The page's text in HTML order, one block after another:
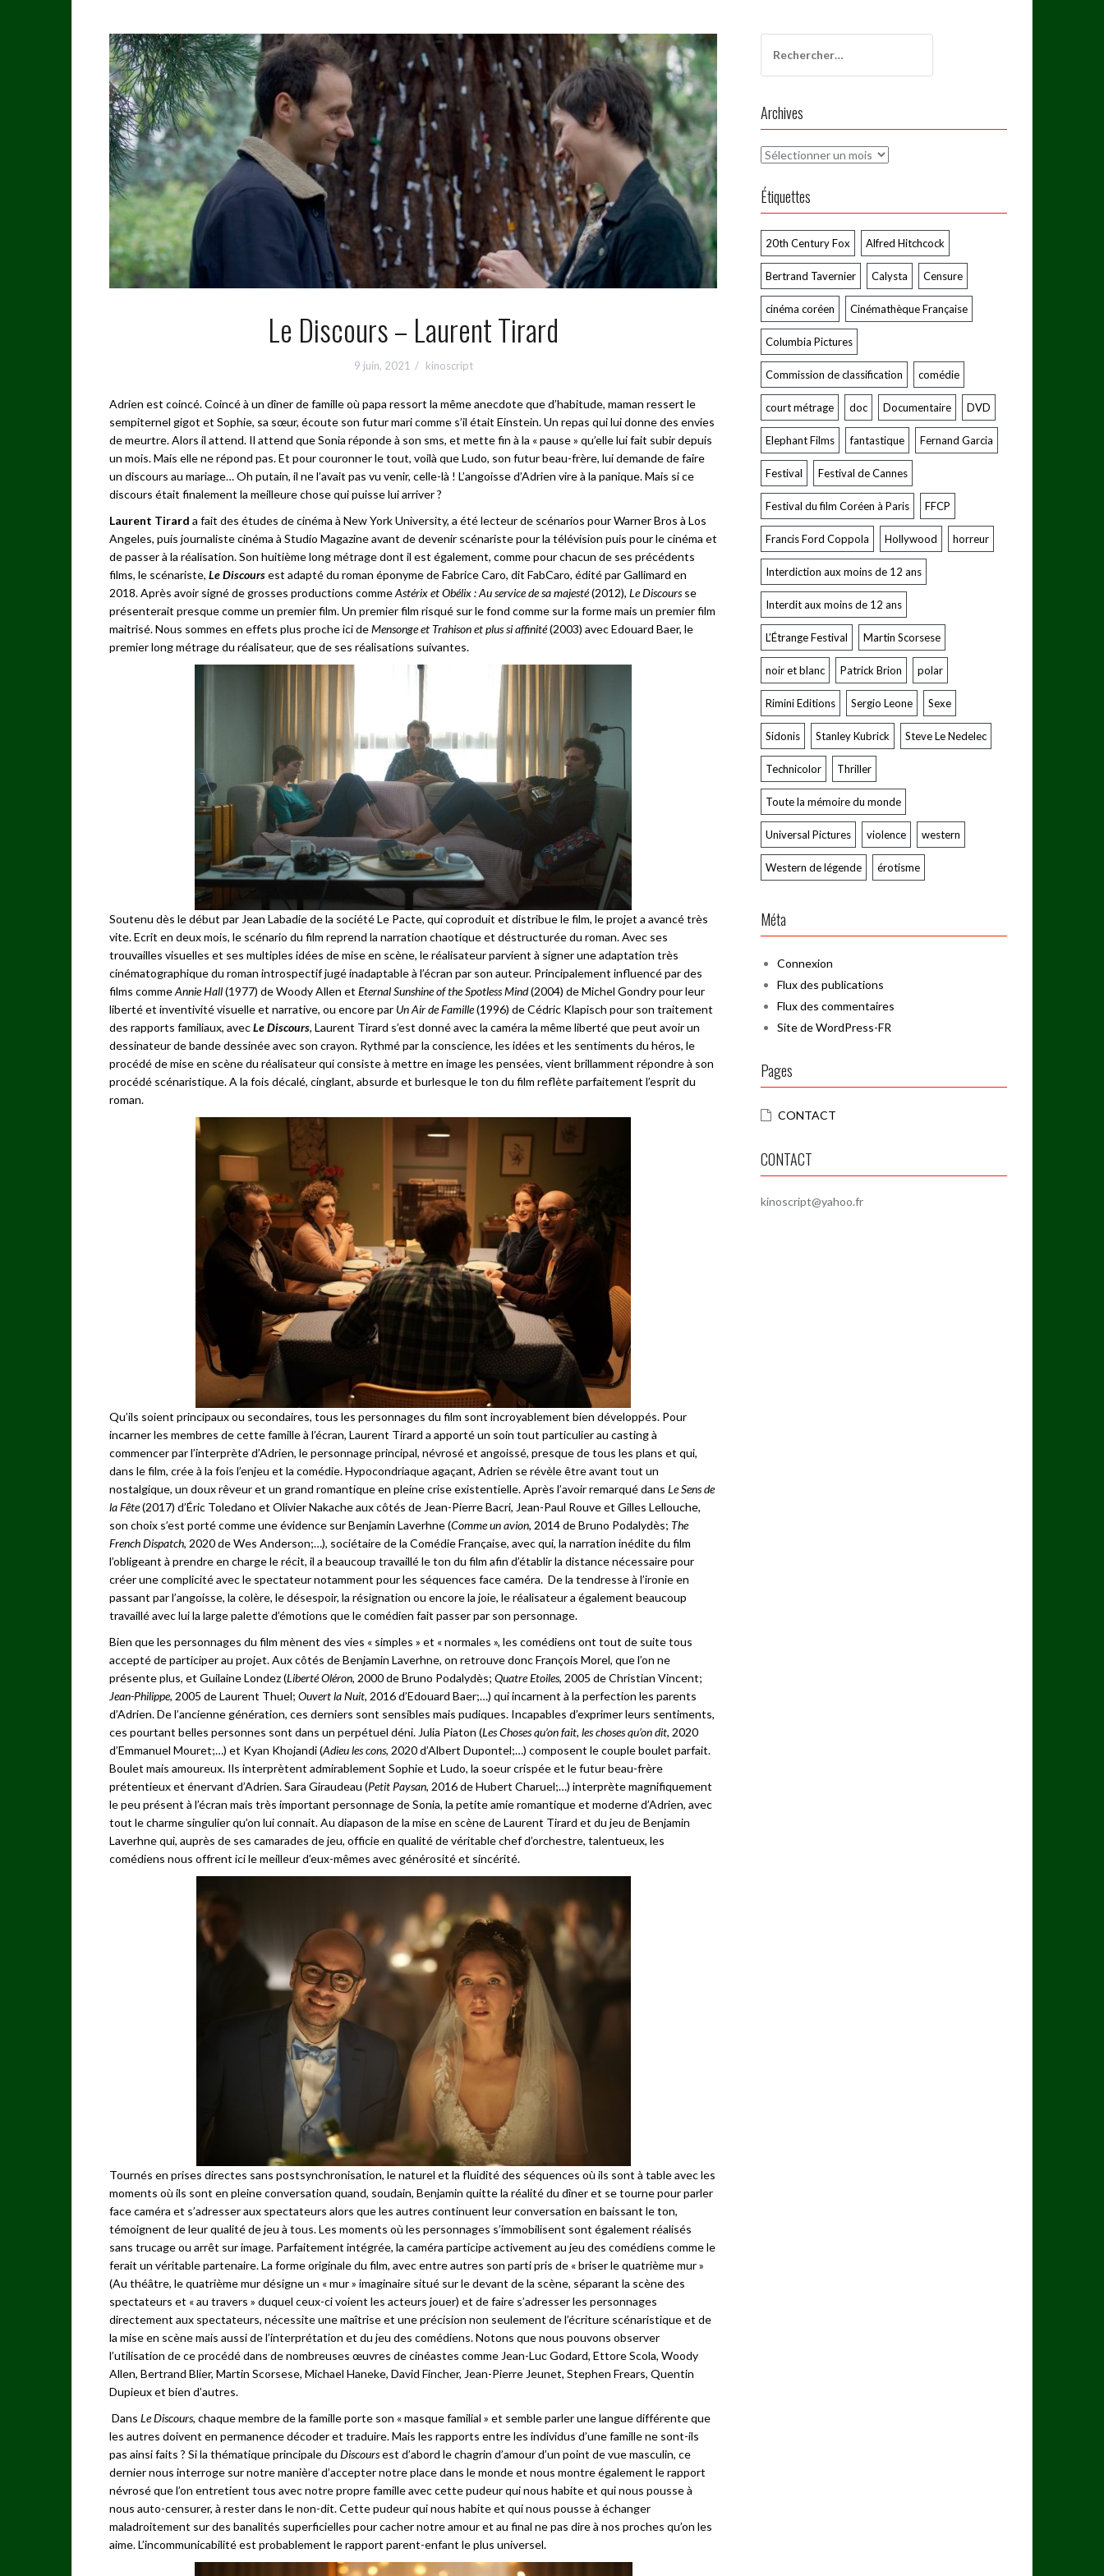
Le Discours – Laurent Tirard
9 juin, 2021 kinoscript
Adrien est coincé. Coincé à un dîner de famille où papa ressort la même anecdote que d’habitude, maman ressert le
sempiternel gigot et Sophie, sa sœur, écoute son futur mari comme s’il était Einstein. Un repas qui lui donne des envies
de meurtre. Alors il attend. Il attend que Sonia réponde à son sms, et mette fin à la « pause » qu’elle lui fait subir depuis
un mois. Mais elle ne répond pas. Et pour couronner le tout, voilà que Ludo, son futur beau-frère, lui demande de faire
un discours au mariage… Oh putain, il ne l’avait pas vu venir, celle-là ! L’angoisse d’Adrien vire à la panique. Mais si ce
discours était finalement la meilleure chose qui puisse lui arriver ?
Laurent Tirard a fait des études de cinéma à New York University, a été lecteur de scénarios pour Warner Bros à Los
Angeles, puis journaliste cinéma à Studio Magazine avant de devenir scénariste pour la télévision puis pour le cinéma et
de passer à la réalisation. Son huitième long métrage dont il est également, comme pour chacun de ses précédents
films, le scénariste, Le Discoursest adapté du roman éponyme de Fabrice Caro, dit FabCaro, édité par Gallimard en
2018. Après avoir signé de grosses productions commeAstérix et Obélix : Au service de sa majesté(2012), Le Discoursse
présenterait presque comme un premier film. Un premier film risqué sur le fond comme sur la forme mais un premier film
maitrisé. Nous sommes en effets plus proche ici deMensonge et Trahison et plus si affinité(2003) avec Edouard Baer, le
premier long métrage du réalisateur, que de ses réalisations suivantes.
Soutenu dès le début par Jean Labadie de la société Le Pacte, qui coproduit et distribue le film, le projet a avancé très
vite. Ecrit en deux mois, le scénario du film reprend la narration chaotique et déstructurée du roman. Avec ses
trouvailles visuelles et ses multiples idées de mise en scène, le réalisateur parvient à signer une adaptation très
cinématographique du roman introspectif jugé inadaptable à l’écran par son auteur. Principalement influencé par des
films commeAnnie Hall(1977) de Woody Allen et Eternal Sunshine of the Spotless Mind(2004) de Michel Gondry pour leur
liberté et inventivité visuelle et narrative, ou encore par Un Air de Famille(1996) de Cédric Klapisch pour son traitement
des rapports familiaux, avecLe Discours, Laurent Tirard s’est donné avec la caméra la même liberté que peut avoir un
dessinateur de bande dessinée avec son crayon. Rythmé par la conscience, les idées et les sentiments du héros, le
procédé de mise en scène du réalisateur qui consiste à mettre en image les pensées, vient brillamment répondre à son
procédé scénaristique. A la fois décalé, cinglant, absurde et burlesque le ton du film reflète parfaitement l’esprit du
roman.
Qu’ils soient principaux ou secondaires, tous les personnages du film sont incroyablement bien développés. Pour
incarner les membres de cette famille à l’écran, Laurent Tirard a apporté un soin tout particulier au casting à
commencer par l’interprète d’Adrien, le personnage principal, névrosé et angoissé, presque de tous les plans et qui,
dans le film, crée à la fois l’enjeu et la comédie. Hypocondriaque agaçant, Adrien se révèle être avant tout un
nostalgique, un doux rêveur et un grand romantique en pleine crise existentielle. Après l’avoir remarqué dans Le Sens de
la Fête(2017) d’Éric Toledano et Olivier Nakache aux côtés de Jean-Pierre Bacri, Jean-Paul Rouve et Gilles Lellouche,
son choix s’est porté comme une évidence sur Benjamin Laverhne (Comme un avion, 2014 de Bruno Podalydès; The
French Dispatch, 2020 de Wes Anderson;…), sociétaire de la Comédie Française, avec qui, la narration inédite du film
l’obligeant à prendre en charge le récit, il a beaucoup travaillé le ton du film afin d’établir la distance nécessaire pour
créer une complicité avec le spectateur notamment pour les séquences face caméra. De la tendresse à l’ironie en
passant par l’angoisse, la colère, le désespoir, la résignation ou encore la joie, le réalisateur a également beaucoup
travaillé avec lui la large palette d’émotions que le comédien fait passer par son personnage.
Bien que les personnages du film mènent des vies « simples » et « normales », les comédiens ont tout de suite tous
accepté de participer au projet. Aux côtés de Benjamin Laverhne, on retrouve donc François Morel, que l’on ne
présente plus, et Guilaine Londez (Liberté Oléron, 2000 de Bruno Podalydès; Quatre Etoiles, 2005 de Christian Vincent;
Jean-Philippe, 2005 de Laurent Thuel; Ouvert la Nuit, 2016 d’Edouard Baer;…) qui incarnent à la perfection les parents
d’Adrien. De l’ancienne génération, ces derniers sont sensibles mais pudiques. Incapables d’exprimer leurs sentiments,
ces pourtant belles personnes sont dans un perpétuel déni. Julia Piaton (Les Choses qu’on fait, les choses qu’on dit, 2020
d’Emmanuel Mouret;…) et Kyan Khojandi (Adieu les cons, 2020 d’Albert Dupontel;…) composent le couple boulet parfait.
Boulet mais amoureux. Ils interprètent admirablement Sophie et Ludo, la soeur crispée et le futur beau-frère
prétentieux et énervant d’Adrien. Sara Giraudeau (Petit Paysan, 2016 de Hubert Charuel;…) interprète magnifiquement
le peu présent à l’écran mais très important personnage de Sonia, la petite amie romantique et moderne d’Adrien, avec
tout le charme singulier qu’on lui connait. Au diapason de la mise en scène de Laurent Tirard et du jeu de Benjamin
Laverhne qui, auprès de ses camarades de jeu, officie en qualité de véritable chef d’orchestre, talentueux, les
comédiens nous offrent ici le meilleur d’eux-mêmes avec générosité et sincérité.
Tournés en prises directes sans postsynchronisation, le naturel et la fluidité des séquences où ils sont à table avec les
moments où ils sont en pleine conversation quand, soudain, Benjamin quitte la réalité du dîner et se tourne pour parler
face caméra et s’adresser aux spectateurs alors que les autres continuent leur conversation en baissant le ton,
témoignent de leur qualité de jeu à tous. Les moments où les personnages s’immobilisent sont également réalisés
sans trucage ou arrêt sur image. Parfaitement intégrée, la caméra participe activement au jeu des comédiens comme le
ferait un véritable partenaire. La forme originale du film, avec entre autres son parti pris de « briser le quatrième mur »
(Au théâtre, le quatrième mur désigne un « mur » imaginaire situé sur le devant de la scène, séparant la scène des
spectateurs et « au travers » duquel ceux-ci voient les acteurs jouer) et de faire s’adresser les personnages
directement aux spectateurs, nécessite une maîtrise et une précision non seulement de l’écriture scénaristique et de
la mise en scène mais aussi de l’interprétation et du jeu des comédiens. Notons que nous pouvons observer
l’utilisation de ce procédé dans de nombreuses œuvres de cinéastes comme Jean-Luc Godard, Ettore Scola, Woody
Allen, Bertrand Blier, Martin Scorsese, Michael Haneke, David Fincher, Jean-Pierre Jeunet, Stephen Frears, Quentin
Dupieux et bien d’autres.
Dans Le Discours, chaque membre de la famille porte son « masque familial » et semble parler une langue différente que
les autres doivent en permanence décoder et traduire. Mais les rapports entre les individus d’une famille ne sont-ils
pas ainsi faits ? Si la thématique principale du Discoursest d’abord le chagrin d’amour d’un point de vue masculin, ce
dernier nous interroge sur notre manière d’accepter notre place dans le monde et nous montre également le rapport
névrosé que l’on entretient tous avec notre propre famille avec cette pudeur qui nous habite et qui nous pousse à
nous auto-censurer, à rester dans le non-dit. Cette pudeur qui nous habite et qui nous pousse à échanger
maladroitement sur des banalités superficielles pour cacher notre amour et au final ne pas dire à nos proches qu’on les
aime. L’incommunicabilité est probablement le rapport parent-enfant le plus universel.
Archives
Archives
Étiquettes
20th Century Fox Alfred Hitchcock
Bertrand Tavernier Calysta Censure
cinéma coréen Cinémathèque Française
Columbia Pictures
Commission de classification comédie
court métrage doc Documentaire DVD
Elephant Films fantastique Fernand Garcia
Festival Festival de Cannes
Festival du film Coréen à Paris FFCP
Francis Ford Coppola Hollywood horreur
Interdiction aux moins de 12 ans
Interdit aux moins de 12 ans
L’Étrange Festival Martin Scorsese
noir et blanc Patrick Brion polar
Rimini Editions Sergio Leone Sexe
Sidonis Stanley Kubrick Steve Le Nedelec
Technicolor Thriller
Toute la mémoire du monde
Universal Pictures violence western
Western de légende érotisme
Méta
Connexion
Flux des publications
Flux des commentaires
Site de WordPress-FR
Pages
CONTACT
CONTACT
kinoscript@yahoo.fr